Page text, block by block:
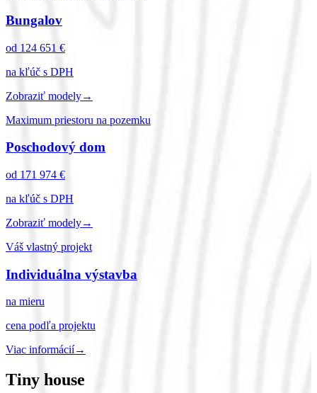
Bungalov
od 124 651 €
na kľúč s DPH
Zobraziť modely→
Maximum priestoru na pozemku
Poschodový dom
od 171 974 €
na kľúč s DPH
Zobraziť modely→
Váš vlastný projekt
Individuálna výstavba
na mieru
cena podľa projektu
Viac informácií→
Tiny house